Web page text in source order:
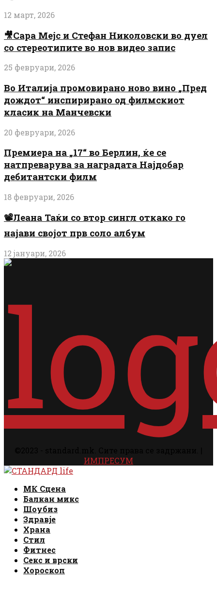
12 март, 2026
🎥Сара Мејс и Стефан Николовски во дуел
со стереотипите во нов видео запис
25 февруари, 2026
Во Италија промовирано ново вино „Пред
дождот“ инспирирано од филмскиот
класик на Манчевски
20 февруари, 2026
Премиера на „17“ во Берлин, ќе се
натпреварува за наградата Најдобар
дебитантски филм
18 февруари, 2026
📽️Леана Таќи со втор сингл откако го
најави својот прв соло албум
12 јануари, 2026
ИМПРЕСУМ
Facebook
Instagram
Email
Rss
МК Сцена
Балкан микс
Шоубиз
Здравје
Храна
Стил
Фитнес
Секс и врски
Хороскоп